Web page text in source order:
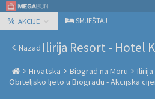
% AKCIJE SMJEŠTAJ
Nazad
Hrvatska Biograd na Moru
Obiteljsko ljeto u Biogradu - Akcijska